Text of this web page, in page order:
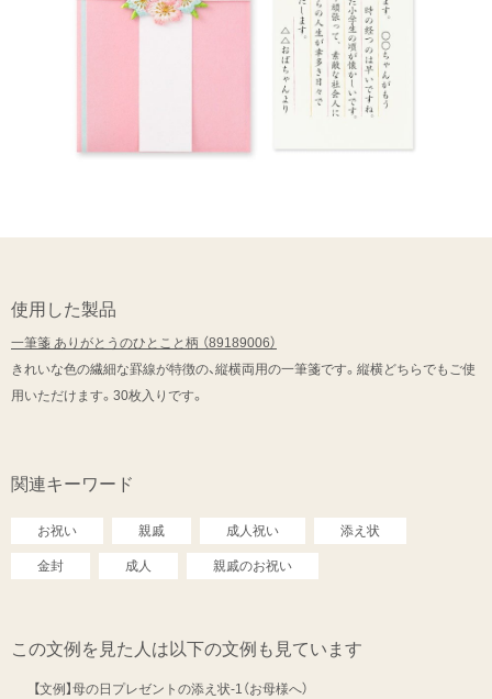
使用した製品
一筆箋 ありがとうのひとこと柄 （89189006）
きれいな色の繊細な罫線が特徴の、縦横両用の一筆箋です。縦横どちらでもご使
用いただけます。30枚入りです。
関連キーワード
お祝い 親戚 成人祝い 添え状
金封 成人 親戚のお祝い
この文例を見た人は以下の文例も見ています
【文例】母の日プレゼントの添え状-1（お母様へ）